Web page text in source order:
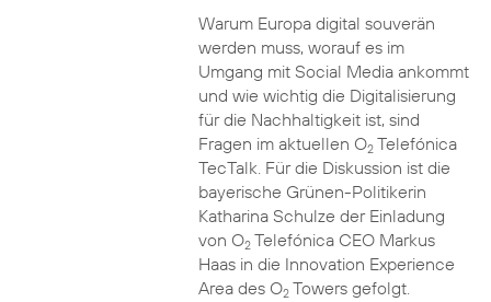
Warum Europa digital souverän
werden muss, worauf es im
Umgang mit Social Media ankommt
und wie wichtig die Digitalisierung
für die Nachhaltigkeit ist, sind
Fragen im aktuellen O2Telefónica
TecTalk. Für die Diskussion ist die
bayerische Grünen-Politikerin
Katharina Schulze der Einladung
von O2Telefónica CEO Markus
Haas in die Innovation Experience
Area des O2Towers gefolgt.